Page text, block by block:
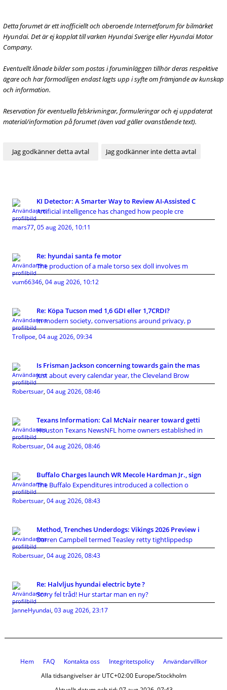
Detta forumet är ett inofficiellt och oberoende Internetforum för bilmärket
Hyundai. Det är ej kopplat till varken Hyundai Sverige eller Hyundai Motor
Company.
Eventuellt lånade bilder som postas i foruminläggen tillhör deras respektive
ägare och har förmodligen endast lagts upp i syfte om främjande av kunskap
och information.
Reservation för eventuella felskrivningar, formuleringar och ej uppdaterat
material/information på forumet (även vad gäller ovanstående text).
KI Detector: A Smarter Way to Review AI-Assisted C
Artificial intelligence has changed how people cre
mars77, 05 aug 2026, 10:11
Re: hyundai santa fe motor
The production of a male torso sex doll involves m
vum66346, 04 aug 2026, 10:12
Re: Köpa Tucson med 1,6 GDI eller 1,7CRDI?
In modern society, conversations around privacy, p
Trollpoe, 04 aug 2026, 09:34
Is Frisman Jackson concerning towards gain the mas
Just about every calendar year, the Cleveland Brow
Robertsuar, 04 aug 2026, 08:46
Texans Information: Cal McNair nearer toward getti
Houston Texans NewsNFL home owners established in
Robertsuar, 04 aug 2026, 08:46
Buffalo Charges launch WR Mecole Hardman Jr., sign
The Buffalo Expenditures introduced a collection o
Robertsuar, 04 aug 2026, 08:43
Method, Trenches Underdogs: Vikings 2026 Preview i
Darren Campbell termed Teasley retty tightlippedsp
Robertsuar, 04 aug 2026, 08:43
Re: Halvljus hyundai electric byte ?
Sorry fel tråd! Hur startar man en ny?
JanneHyundai, 03 aug 2026, 23:17
Hem FAQ Kontakta oss Integritetspolicy
Användarvillkor
Alla tidsangivelser är UTC+02:00 Europe/Stockholm